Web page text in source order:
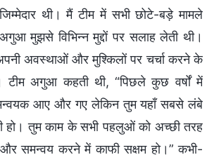
थी। मैं टीम में सभी छोटे-बड़े मामले
मुझसे विभिन्न मुद्दों पर सलाह लेती थी।
अवस्थाओं और मुश्किलों पर चर्चा करने के
टीम अगुआ कहती थी, “पिछले कुछ वर्षों में
आए और गए लेकिन तुम यहाँ सबसे लंबे
हो। तुम काम के सभी पहलुओं को अच्छी तरह
समन्वय करने में काफी सक्षम हो।” कभी-